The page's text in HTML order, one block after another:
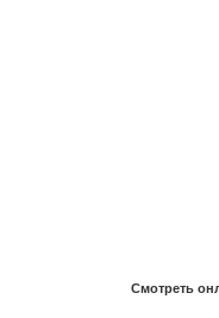
Смотреть